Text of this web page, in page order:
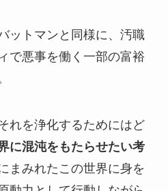
ットマンと同様に、汚職
で悪事を働く一部の富裕
れを浄化するためにはど
に混沌をもたらせたい考
まみれたこの世界に身を